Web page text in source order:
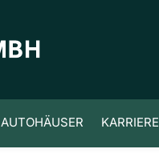
AUTOHÄUSER KARRIERE